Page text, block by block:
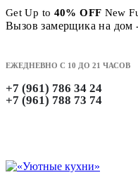
Get Up to 40% OFF New
Вызов замерщика на дом
ЕЖЕДНЕВНО С 10 ДО 21 ЧАСОВ
+7 (961) 786 34 24
+7 (961) 788 73 74